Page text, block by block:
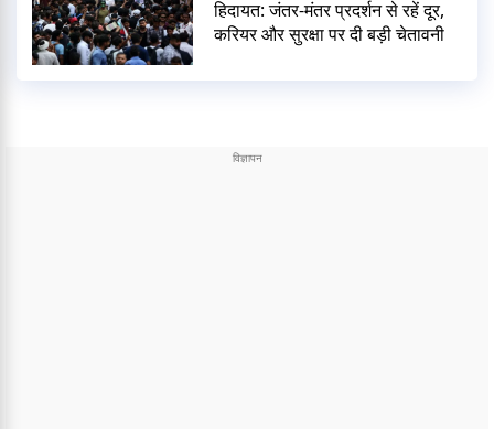
हिदायत: जंतर-मंतर प्रदर्शन से रहें दूर,
करियर और सुरक्षा पर दी बड़ी चेतावनी